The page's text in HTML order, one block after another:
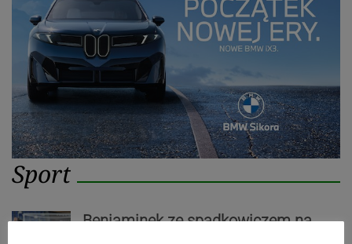
Sport
Beniaminek ze spadkowiczem na